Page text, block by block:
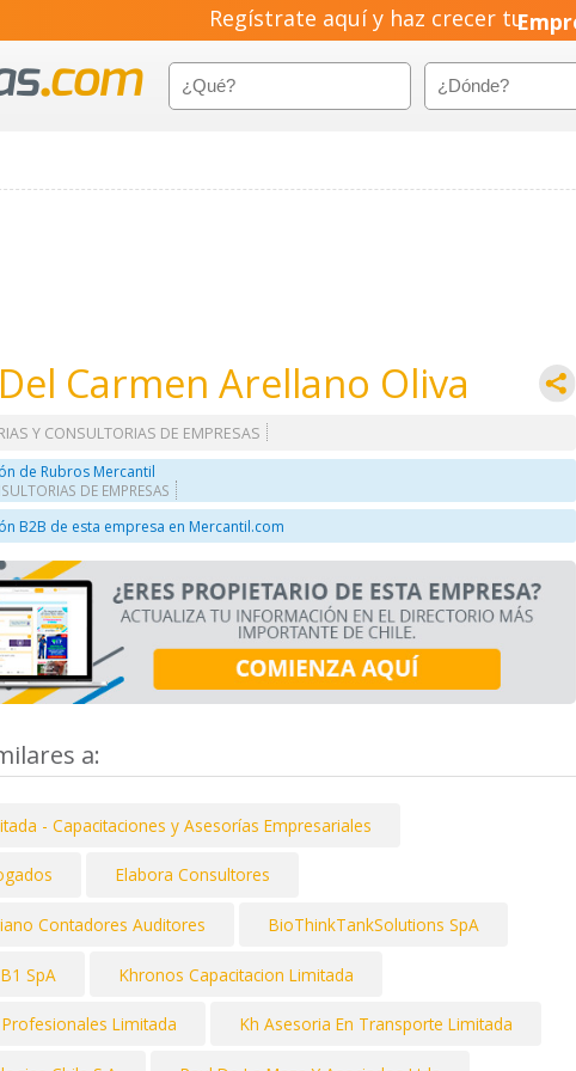
Regístrate aquí y haz crecer tu
Carmen Arellano Oliva
Y CONSULTORIAS DE EMPRESAS
de Rubros Mercantil
DE EMPRESAS
B2B de esta empresa en Mercantil.com
a:
- Capacitaciones y Asesorías Empresariales
Elabora Consultores
Contadores Auditores BioThinkTankSolutions SpA
SpA Khronos Capacitacion Limitada
Limitada Kh Asesoria En Transporte Limitada